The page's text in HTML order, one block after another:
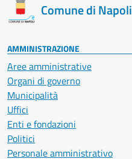
Comune di Napoli
AMMINISTRAZIONE
Aree amministrative
Organi di governo
Municipalità
Uffici
Enti e fondazioni
Politici
Personale amministrativo